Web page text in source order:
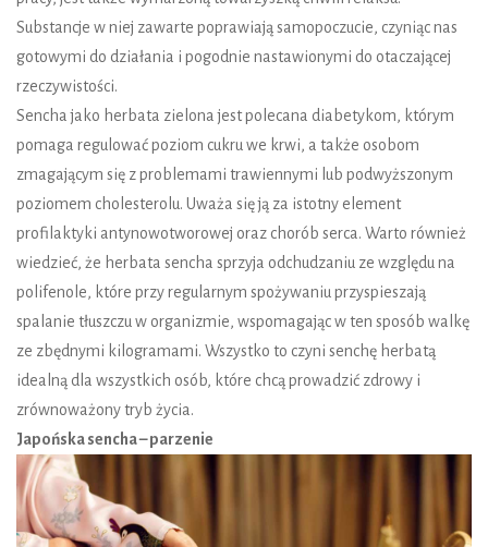
Substancje w niej zawarte poprawiają samopoczucie, czyniąc nas
gotowymi do działania i pogodnie nastawionymi do otaczającej
rzeczywistości.
Sencha jako herbata zielona jest polecana diabetykom, którym
pomaga regulować poziom cukru we krwi, a także osobom
zmagającym się z problemami trawiennymi lub podwyższonym
poziomem cholesterolu. Uważa się ją za istotny element
profilaktyki antynowotworowej oraz chorób serca. Warto również
wiedzieć, że herbata sencha sprzyja odchudzaniu ze względu na
polifenole, które przy regularnym spożywaniu przyspieszają
spalanie tłuszczu w organizmie, wspomagając w ten sposób walkę
ze zbędnymi kilogramami. Wszystko to czyni senchę herbatą
idealną dla wszystkich osób, które chcą prowadzić zdrowy i
zrównoważony tryb życia.
Japońska sencha – parzenie